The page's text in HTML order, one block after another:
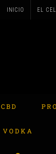
INICIO EL
CBD
VODKA